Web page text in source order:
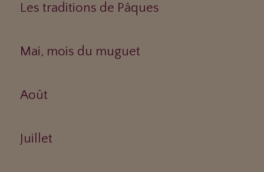
Les traditions de Pâques
Mai, mois du muguet
Août
Juillet